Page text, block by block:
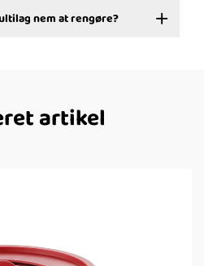
nem at rengøre?
artikel